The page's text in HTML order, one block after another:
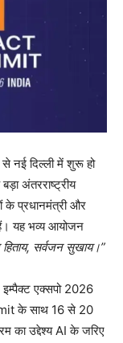
नई दिल्ली में शुरू हो
अंतरराष्ट्रीय
के प्रधानमंत्री और
यह भव्य आयोजन
हिताय, सर्वजन सुखाय।”
एक्सपो 2026
के साथ 16 से 20
का उद्देश्य AI के जरिए